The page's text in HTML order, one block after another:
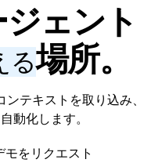
ェント
る場所。
テキストを取り込み、
動化します。
モをリクエスト